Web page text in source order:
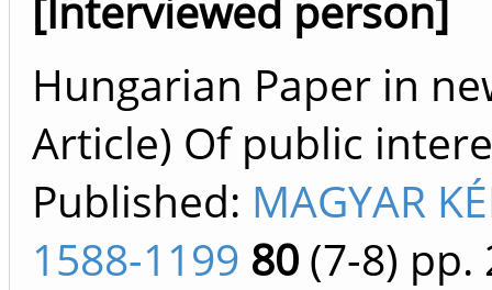
Hungarian Paper in
Article) Of public
Published: MAGYAR
1588-1199 80 (7-8) pp.